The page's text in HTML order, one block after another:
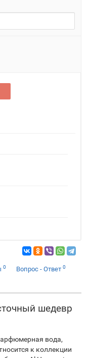
0 Вопрос - Ответ 0
шедевр
вода,
к коллекции